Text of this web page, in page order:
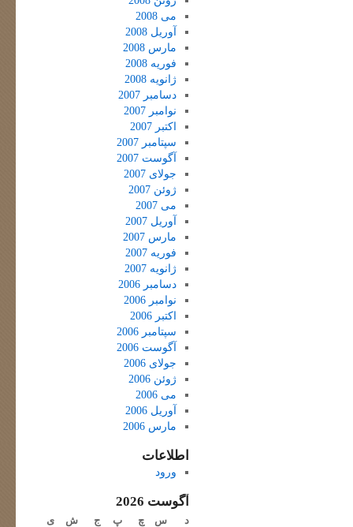
می 2008
آوریل 2008
مارس 2008
فوریه 2008
ژانویه 2008
دسامبر 2007
نوامبر 2007
اکتبر 2007
سپتامبر 2007
آگوست 2007
جولای 2007
ژوئن 2007
می 2007
آوریل 2007
مارس 2007
فوریه 2007
ژانویه 2007
دسامبر 2006
نوامبر 2006
اکتبر 2006
سپتامبر 2006
آگوست 2006
جولای 2006
ژوئن 2006
می 2006
آوریل 2006
مارس 2006
اطلاعات
ورود
آگوست 2026
د س چ پ ج ش ی